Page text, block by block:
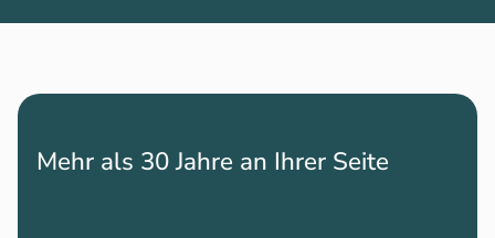
Mehr als 30 Jahre an Ihrer Seite